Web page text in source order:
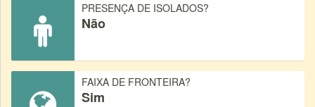
PRESENÇA DE ISOLADOS?
Não
FAIXA DE FRONTEIRA?
Sim